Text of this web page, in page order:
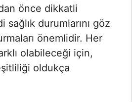
önce dikkatli
sağlık durumlarını göz
önemlidir. Her
olabileceği için,
oldukça